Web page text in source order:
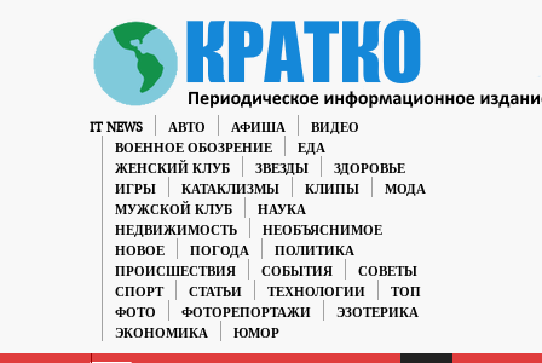
IT NEWS АВТО АФИША
ВИДЕО
ВОЕННОЕ ОБОЗРЕНИЕ
ЕДА
ЖЕНСКИЙ КЛУБ
ЗВЕЗДЫ
ЗДОРОВЬЕ
ИГРЫ
КАТАКЛИЗМЫ КЛИПЫ
МОДА
МУЖСКОЙ КЛУБ
НАУКА
НЕДВИЖИМОСТЬ
НЕОБЪЯСНИМОЕ
НОВОЕ
ПОГОДА
ПОЛИТИКА
ПРОИСШЕСТВИЯ
СОБЫТИЯ
СОВЕТЫ
СПОРТ
СТАТЬИ ТЕХНОЛОГИИ
ТОП
ФОТО
ФОТОРЕПОРТАЖИ
ЭЗОТЕРИКА
ЭКОНОМИКА
ЮМОР